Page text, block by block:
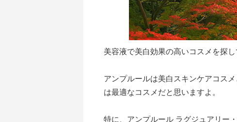
美容液で美白効果の高いコスメを探
アンプルールは美白スキンケアコス
は最適なコスメだと思いますよ。
特に、アンプルール ラグジュアリー